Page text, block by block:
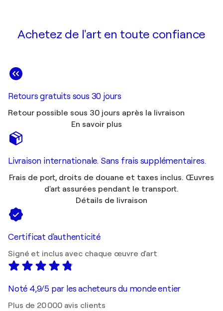
Achetez de l'art en toute confiance
Retours gratuits sous 30 jours
Retour possible sous 30 jours après la livraison
En savoir plus
Livraison internationale. Sans frais supplémentaires.
Frais de port, droits de douane et taxes inclus. Œuvres
d'art assurées pendant le transport.
Détails de livraison
Certificat d'authenticité
Signé et inclus avec chaque œuvre d'art
Noté 4,9/5 par les acheteurs du monde entier
Plus de 20 000 avis clients